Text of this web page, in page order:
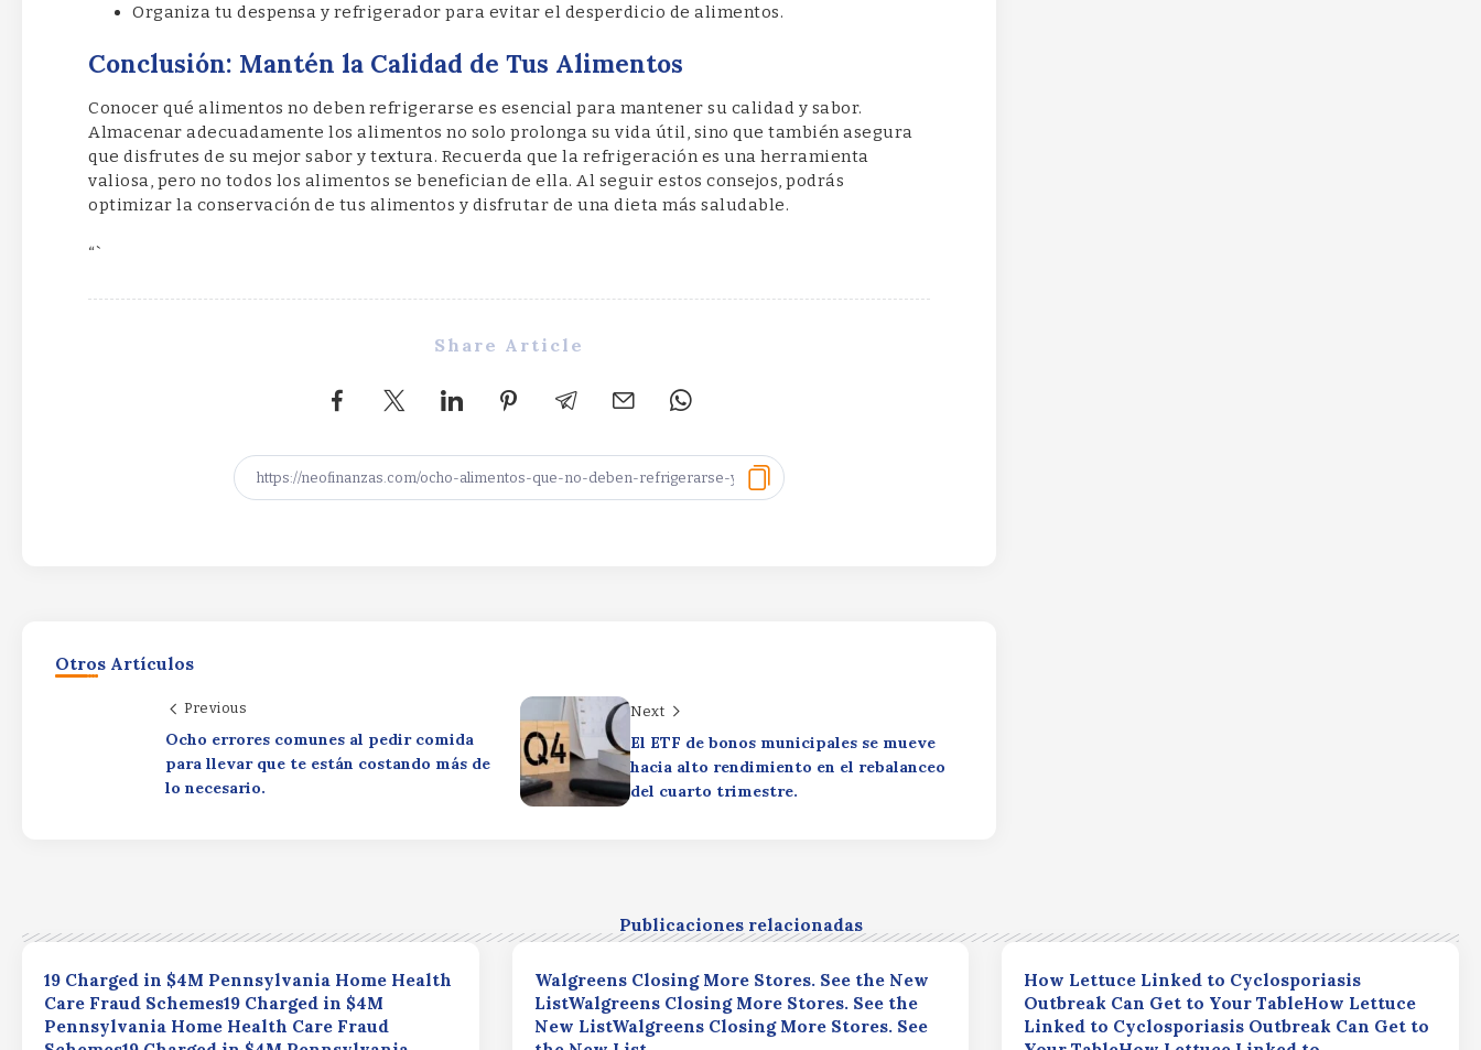
Organiza tu despensa y refrigerador para evitar el desperdicio de alimentos.
Conclusión: Mantén la Calidad de Tus Alimentos
Conocer qué alimentos no deben refrigerarse es esencial para mantener su calidad y sabor.
Almacenar adecuadamente los alimentos no solo prolonga su vida útil, sino que también asegura
que disfrutes de su mejor sabor y textura. Recuerda que la refrigeración es una herramienta
valiosa, pero no todos los alimentos se benefician de ella. Al seguir estos consejos, podrás
optimizar la conservación de tus alimentos y disfrutar de una dieta más saludable.
“`
Share Article
Otros Artículos
Previous
Ocho errores comunes al pedir comida
para llevar que te están costando más de
lo necesario.
Next
El ETF de bonos municipales se mueve
hacia alto rendimiento en el rebalanceo
del cuarto trimestre.
Publicaciones relacionadas
19 Charged in $4M Pennsylvania Home Health
Care Fraud Schemes19 Charged in $4M
Pennsylvania Home Health Care Fraud
Walgreens Closing More Stores. See the New
ListWalgreens Closing More Stores. See the
New ListWalgreens Closing More Stores. See
How Lettuce Linked to Cyclosporiasis
Outbreak Can Get to Your TableHow Lettuce
Linked to Cyclosporiasis Outbreak Can Get to